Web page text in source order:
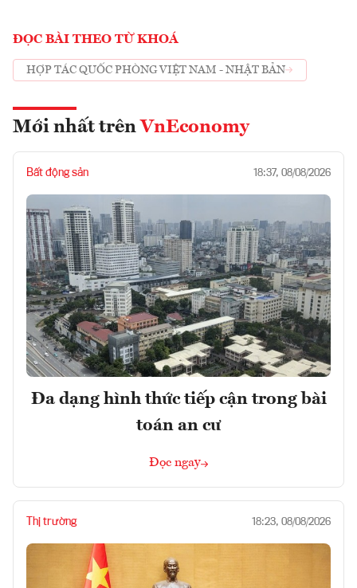
ĐỌC BÀI THEO TỪ KHOÁ
HỢP TÁC QUỐC PHÒNG VIỆT NAM - NHẬT BẢN
Mới nhất trên VnEconomy
Bất động sản 18:37, 08/08/2026
Đa dạng hình thức tiếp cận trong bài
toán an cư
Đọc ngay
Thị trường 18:23, 08/08/2026